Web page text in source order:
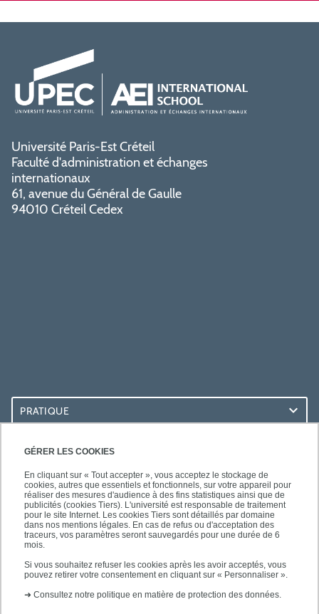
GÉRER LES COOKIES
En cliquant sur « Tout accepter », vous acceptez le stockage de
cookies, autres que essentiels et fonctionnels, sur votre appareil pour
réaliser des mesures d'audience à des fins statistiques ainsi que de
publicités (cookies Tiers). L'université est responsable de traitement
pour le site Internet. Les cookies Tiers sont détaillés par domaine
dans nos mentions légales. En cas de refus ou d'acceptation des
traceurs, vos paramètres seront sauvegardés pour une durée de 6
mois.
Si vous souhaitez refuser les cookies après les avoir acceptés, vous
pouvez retirer votre consentement en cliquant sur « Personnaliser ».
➜ Consultez notre politique en matière de protection des données.
Université Paris-Est Créteil
Faculté d'administration et échanges
internationaux
61, avenue du Général de Gaulle
94010 Créteil Cedex
PRATIQUE
ACCÈS RAPIDES
SUIVEZ-NOUS